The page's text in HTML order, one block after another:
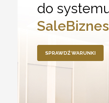
do
SPRAWDŹ WARUNKI